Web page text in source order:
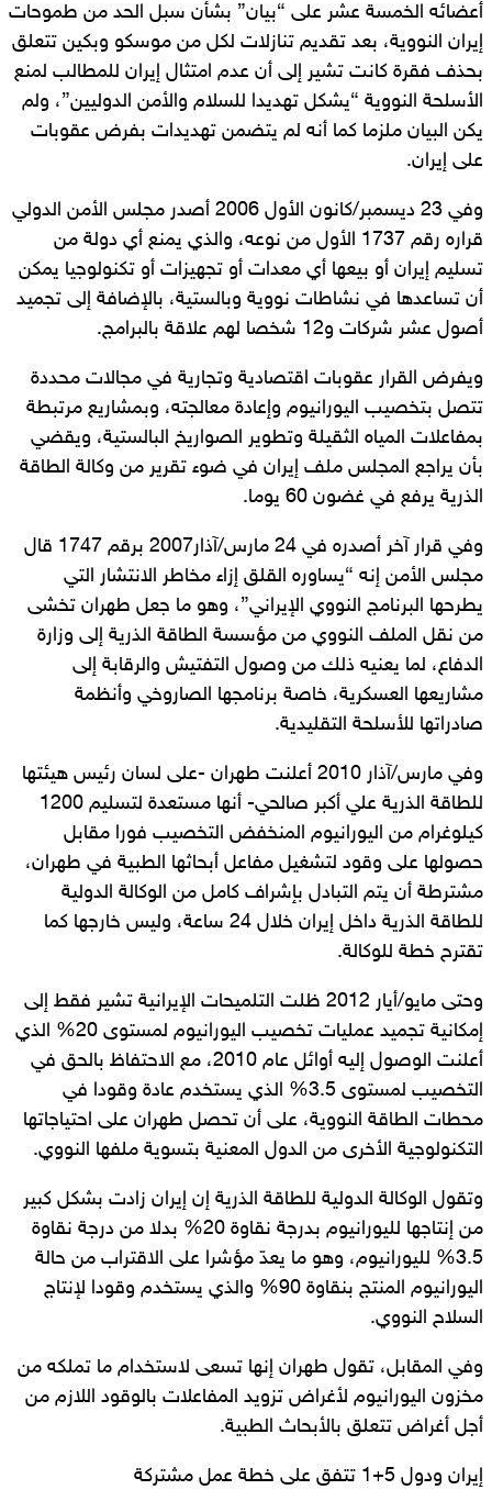
أعضائه الخمسة عشر على “بيان” بشأن سبل الحد من طموحات
إيران النووية، بعد تقديم تنازلات لكل من موسكو وبكين تتعلق
بحذف فقرة كانت تشير إلى أن عدم امتثال إيران للمطالب لمنع
الأسلحة النووية “يشكل تهديدا للسلام والأمن الدوليين”، ولم
يكن البيان ملزما كما أنه لم يتضمن تهديدات بفرض عقوبات
على إيران.
وفي 23 ديسمبر/كانون الأول 2006 أصدر مجلس الأمن الدولي
قراره رقم 1737 الأول من نوعه، والذي يمنع أي دولة من
تسليم إيران أو بيعها أي معدات أو تجهيزات أو تكنولوجيا يمكن
أن تساعدها في نشاطات نووية وبالستية، بالإضافة إلى تجميد
أصول عشر شركات و12 شخصا لهم علاقة بالبرامج.
ويفرض القرار عقوبات اقتصادية وتجارية في مجالات محددة
تتصل بتخصيب اليورانيوم وإعادة معالجته، وبمشاريع مرتبطة
بمفاعلات المياه الثقيلة وتطوير الصواريخ البالستية، ويقضي
بأن يراجع المجلس ملف إيران في ضوء تقرير من وكالة الطاقة
الذرية يرفع في غضون 60 يوما.
وفي قرار آخر أصدره في 24 مارس/آذار2007 برقم 1747 قال
مجلس الأمن إنه “يساوره القلق إزاء مخاطر الانتشار التي
يطرحها البرنامج النووي الإيراني”، وهو ما جعل طهران تخشى
من نقل الملف النووي من مؤسسة الطاقة الذرية إلى وزارة
الدفاع، لما يعنيه ذلك من وصول التفتيش والرقابة إلى
مشاريعها العسكرية، خاصة برنامجها الصاروخي وأنظمة
صادراتها للأسلحة التقليدية.
وفي مارس/آذار 2010 أعلنت طهران -على لسان رئيس هيئتها
للطاقة الذرية علي أكبر صالحي- أنها مستعدة لتسليم 1200
كيلوغرام من اليورانيوم المنخفض التخصيب فورا مقابل
حصولها على وقود لتشغيل مفاعل أبحاثها الطبية في طهران،
مشترطة أن يتم التبادل بإشراف كامل من الوكالة الدولية
للطاقة الذرية داخل إيران خلال 24 ساعة، وليس خارجها كما
تقترح خطة للوكالة.
وحتى مايو/أيار 2012 ظلت التلميحات الإيرانية تشير فقط إلى
إمكانية تجميد عمليات تخصيب اليورانيوم لمستوى 20% الذي
أعلنت الوصول إليه أوائل عام 2010، مع الاحتفاظ بالحق في
التخصيب لمستوى 3.5% الذي يستخدم عادة وقودا في
محطات الطاقة النووية، على أن تحصل طهران على احتياجاتها
التكنولوجية الأخرى من الدول المعنية بتسوية ملفها النووي.
وتقول الوكالة الدولية للطاقة الذرية إن إيران زادت بشكل كبير
من إنتاجها لليورانيوم بدرجة نقاوة 20% بدلا من درجة نقاوة
3.5% لليورانيوم، وهو ما يعدّ مؤشرا على الاقتراب من حالة
اليورانيوم المنتج بنقاوة 90% والذي يستخدم وقودا لإنتاج
السلاح النووي.
وفي المقابل، تقول طهران إنها تسعى لاستخدام ما تملكه من
مخزون اليورانيوم لأغراض تزويد المفاعلات بالوقود اللازم من
أجل أغراض تتعلق بالأبحاث الطبية.
إيران ودول 5+1 تتفق على خطة عمل مشتركة